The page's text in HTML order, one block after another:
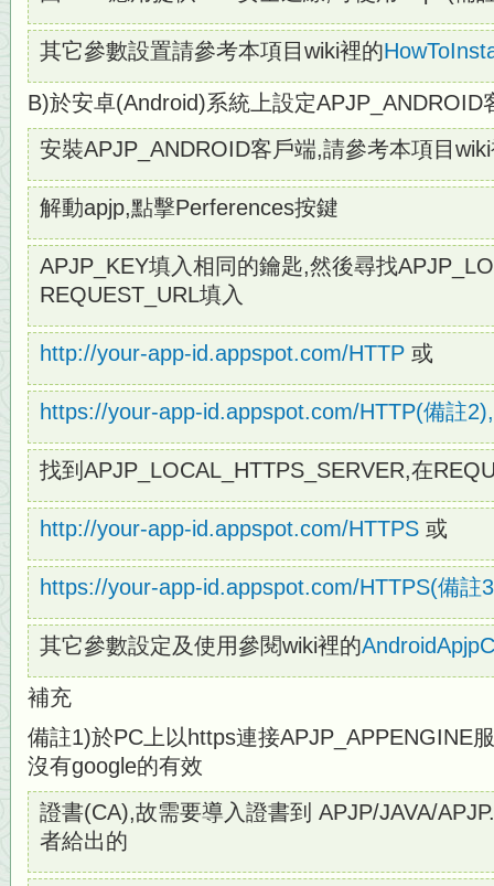
其它參數設置請參考本項目wiki裡的
B)於安卓(Android)系統上設定APJP_ANDROID
安裝APJP_ANDROID客戶端,請參考本項目
解動apjp,點擊Perferences按鍵
APJP_KEY填入相同的鑰匙,然後尋找
REQUEST_URL填入
http://your-app-id.appspot.com/HTTP 或
https://your-app-id.appspot.com/HTTP(備註
找到APJP_LOCAL_HTTPS_SERVER,在
http://your-app-id.appspot.com/HTTPS 或
https://your-app-id.appspot.com/HTTPS(備註
其它參數設定及使用參閱wiki裡的
補充
備註1)於PC上以https連接APJP_APPENGINE
沒有google的有效
證書(CA),故需要導入證書到 APJP/JAVA/
者給出的